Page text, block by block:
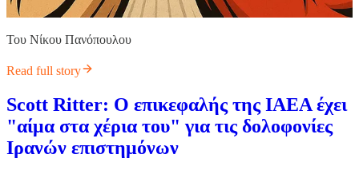
Του Νίκου Πανόπουλου
Read full story
Scott Ritter: Ο επικεφαλής της ΙΑΕΑ έχει
"αίμα στα χέρια του" για τις δολοφονίες
Ιρανών επιστημόνων